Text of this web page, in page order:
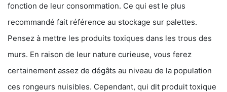
fonction de leur consommation. Ce qui est le plus
recommandé fait référence au stockage sur palettes.
Pensez à mettre les produits toxiques dans les trous des
murs. En raison de leur nature curieuse, vous ferez
certainement assez de dégâts au niveau de la population
ces rongeurs nuisibles. Cependant, qui dit produit toxique